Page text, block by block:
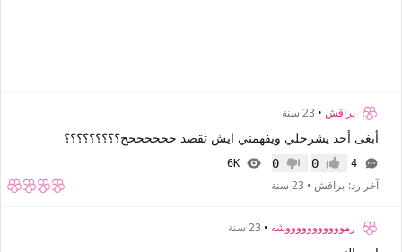
براقش • 23 سنة
أبغى أحد يشرحلي ويفهمني ايش تقصد ححححححح؟؟؟؟؟؟؟؟؟
4 إعجاب0 عدم إعجاب
0
6K
آخر رد: براقش • 23 سنة
رموووووووووووشه • 23 سنة